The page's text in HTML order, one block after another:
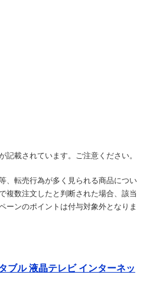
載されています。ご注意ください。
、転売行為が多く見られる商品につい
複数注文したと判断された場合、該当
ーンのポイントは付与対象外となりま
ブル 液晶テレビ インターネッ